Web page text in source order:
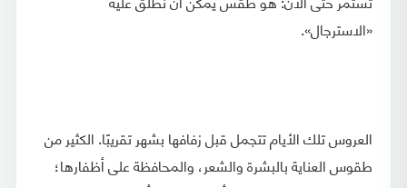
«الاسترجال».
العروس تلك الأيام تتجمل قبل زفافها بشهر تقريبًا. الكثير من
طقوس العناية بالبشرة والشعر، والمحافظة على أظفارها؛